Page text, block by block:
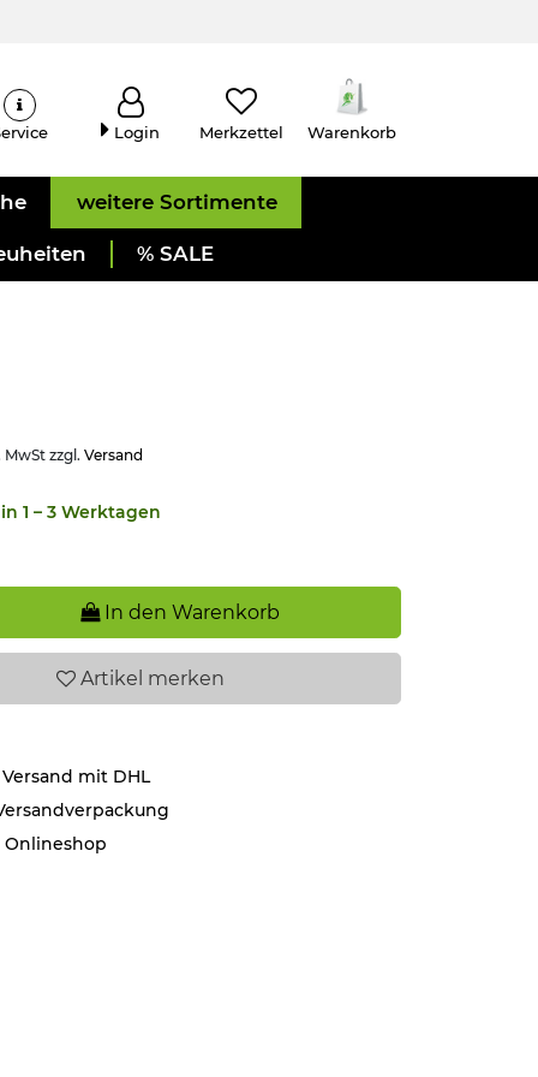
Login Merkzettel Warenkorb
weitere Sortimente
% SALE
MwSt zzgl. Versand
1 – 3 Werktagen
In den Warenkorb
Artikel merken
mit DHL